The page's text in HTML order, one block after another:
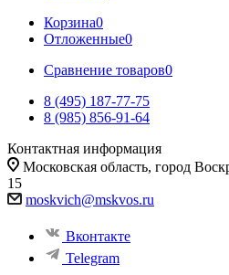
Корзина0
Отложенные0
Сравнение товаров0
8 (495) 187-77-75
8 (985) 856-91-64
Контактная информация
Московская область, город
15
moskvich@mskvos.ru
Вконтакте
Telegram